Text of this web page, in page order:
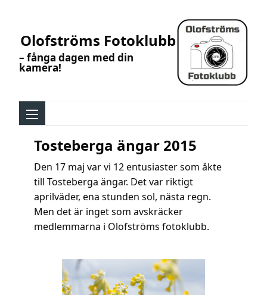
Olofströms Fotoklubb
– fånga dagen med din
kamera!
Tosteberga ängar 2015
Den 17 maj var vi 12 entusiaster som åkte
till Tosteberga ängar. Det var riktigt
aprilväder, ena stunden sol, nästa regn.
Men det är inget som avskräcker
medlemmarna i Olofströms fotoklubb.